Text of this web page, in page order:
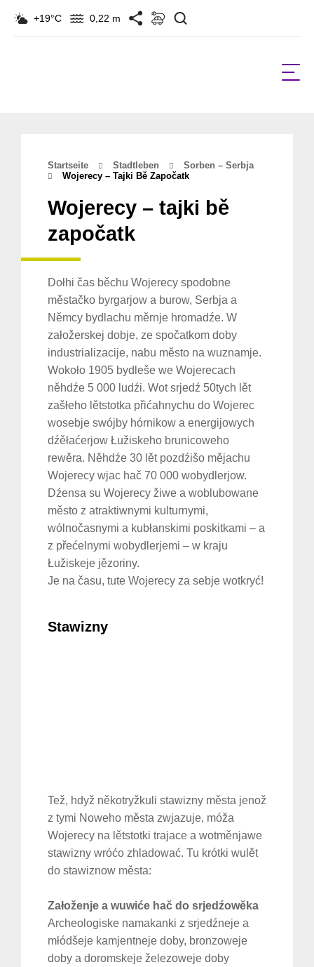
+19°C 0,22 m
Startseite Stadtleben
Sorben – Serbja
Wojerecy – Tajki Bě Započatk
Wojerecy – tajki bě
započatk
Dołhi čas běchu Wojerecy spodobne
městačko byrgarjow a burow, Serbja a
Němcy bydlachu měrnje hromadźe. W
załožerskej dobje, ze spočatkom doby
industrializacije, nabu město na wuznamje.
Wokoło 1905 bydleše we Wojerecach
něhdźe 5 000 ludźi. Wot srjedź 50tych lět
zašłeho lětstotka přićahnychu do Wojerec
wosebje swójby hórnikow a energijowych
dźěłaćerjow Łužiskeho brunicoweho
rewěra. Něhdźe 30 lět pozdźišo mějachu
Wojerecy wjac hač 70 000 wobydlerjow.
Dźensa su Wojerecy žiwe a woblubowane
město z atraktiwnymi kulturnymi,
wólnočasnymi a kubłanskimi poskitkami – a
z přećelnymi wobydlerjemi – w kraju
Łužiskeje jězoriny.
Je na času, tute Wojerecy za sebje wotkryć!
Stawizny
Tež, hdyž někotryžkuli stawizny města jenož
z tymi Noweho města zwjazuje, móža
Wojerecy na lětstotki trajace a wotměnjawe
stawizny wróćo zhladować. Tu krótki wulět
do stawiznow města:
Załoženje a wuwiće hač do srjedźowěka
Archeologiske namakanki z srjedźneje a
młódšeje kamjentneje doby, bronzoweje
doby a doromskeje železoweje doby